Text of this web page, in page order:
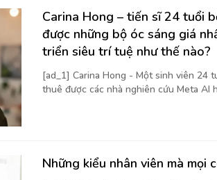
Carina Hong – tiến sĩ 24 tuổi
được những bộ óc sáng giá
triển siêu trí tuệ như thế nào?
[ad_1] Carina Hong - Một sinh viên 24
thuê được các nhà nghiên cứu Meta AI
Những kiểu nhân viên mà mọi